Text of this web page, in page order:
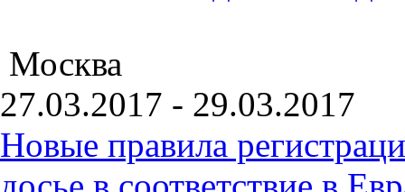
Москва
27.03.2017 - 29.03.2017
Новые правила